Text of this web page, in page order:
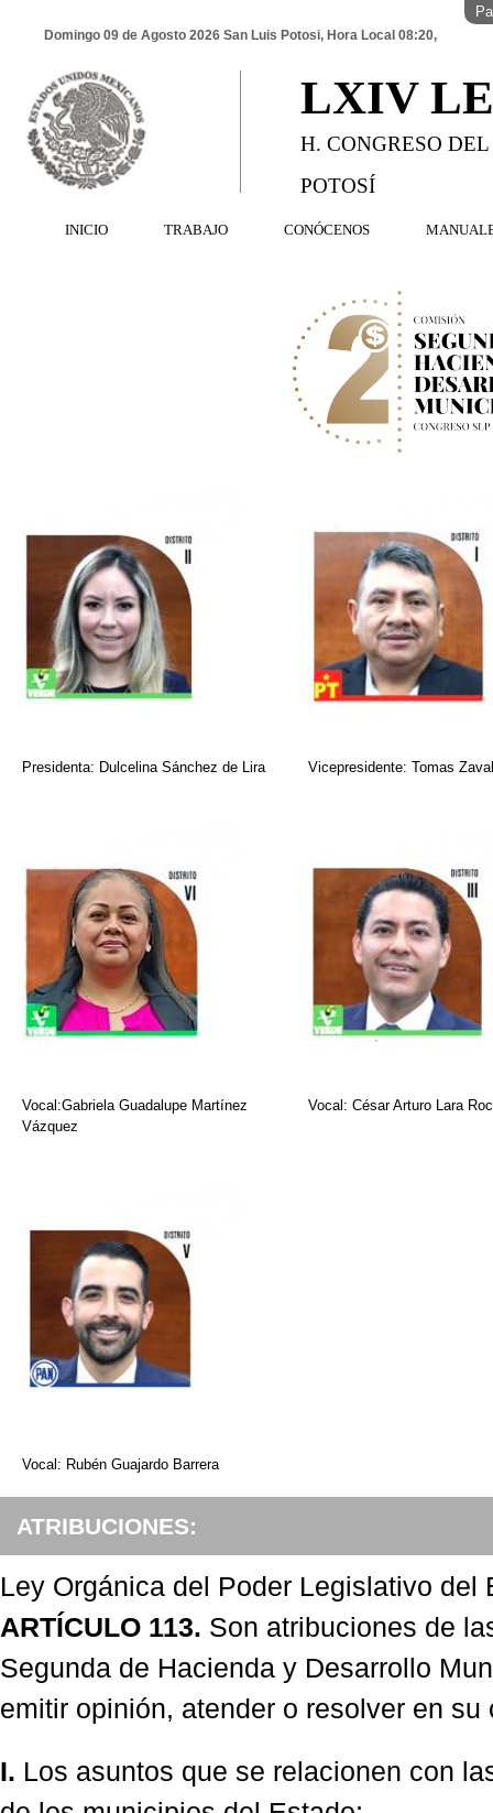
Domingo 09 de Agosto 2026 San Luis Potosi, Hora Local 08:20,
LXIV
H. CONGRESO
POTOSÍ
INICIO TRABAJO CONÓCENOS
Presidenta: Dulcelina Sánchez de Lira Vicepresidente: Tomas
Vocal:Gabriela Guadalupe Martínez
Vázquez
Vocal: César Arturo Lara
Vocal: Rubén Guajardo Barrera
ATRIBUCIONES:
Ley Orgánica del Poder Legislativo del
ARTÍCULO 113. Son atribuciones de
Segunda de Hacienda y Desarrollo
emitir opinión, atender o resolver en su
I. Los asuntos que se relacionen con